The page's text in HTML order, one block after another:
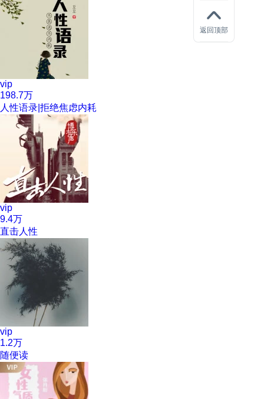
vip
198.7万
人性语录|拒绝焦虑内耗
vip
9.4万
直击人性
vip
1.2万
随便读
返回顶部